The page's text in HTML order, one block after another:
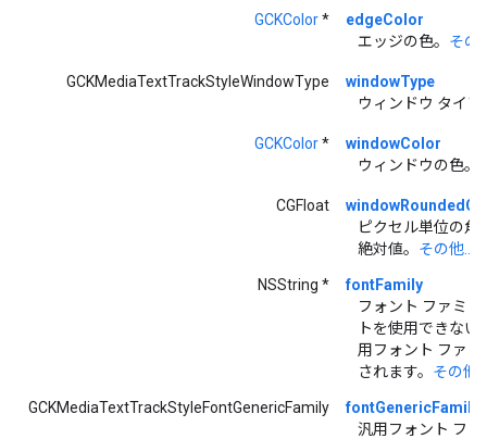
GCKColor*
edgeColor
エッジの色。 その
GCKMediaTextTrackStyleWindowType
windowType
ウィンドウ タイプ
GCKColor*
windowColor
ウィンドウの色。
CGFloat
ピクセル単位の角
絶対値。 その他...
NSString *
fontFamily
フォント ファミ
トを使用できない
用フォント ファ
されます。 その他...
GCKMediaTextTrackStyleFontGenericFamily
fontGenericFamily
汎用フォント ファ